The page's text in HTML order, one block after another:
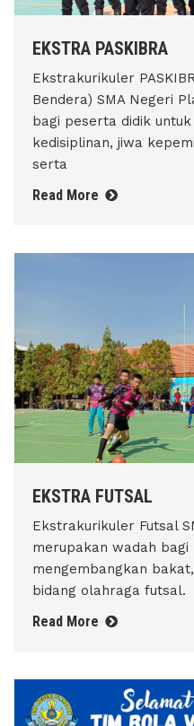
EKSTRA PASKIBRA
Ekstrakurikuler
Bendera) SMA Negeri
bagi peserta didik
kedisiplinan, jiwa
serta
Read More
EKSTRA FUTSAL
Ekstrakurikuler Futsal
merupakan wadah
mengembangkan
bidang olahraga futsal.
Read More